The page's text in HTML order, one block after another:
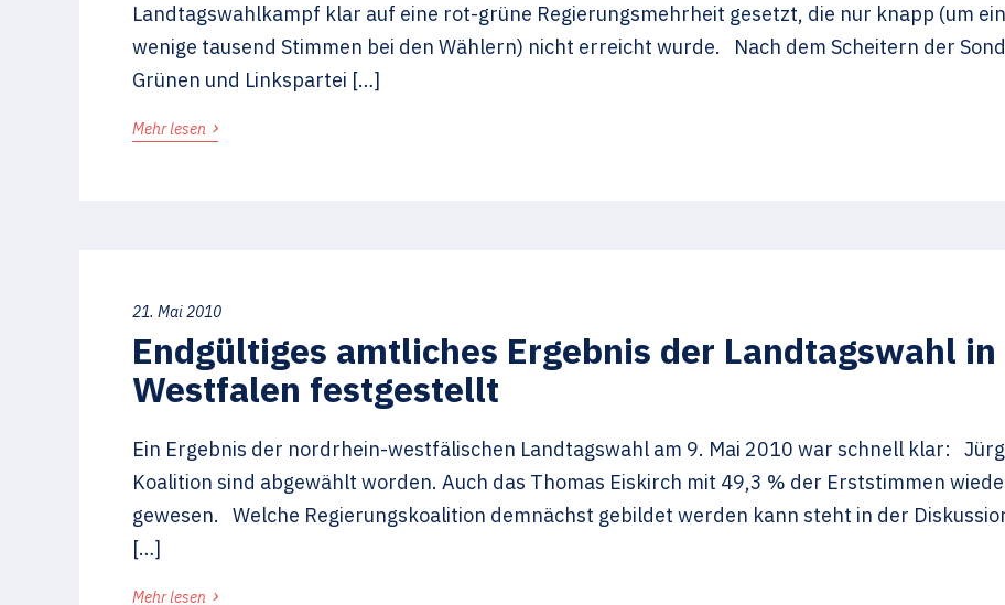
Landtagswahlkampf klar auf eine rot-grüne Regierungsmehrheit gesetzt, die nur knapp (um
wenige tausend Stimmen bei den Wählern) nicht erreicht wurde. Nach dem Scheitern der
Grünen und Linkspartei […]
Mehr lesen ›
21. Mai 2010
Endgültiges amtliches Ergebnis der Landtagswahl
Westfalen festgestellt
Ein Ergebnis der nordrhein-westfälischen Landtagswahl am 9. Mai 2010 war schnell klar:
Koalition sind abgewählt worden. Auch das Thomas Eiskirch mit 49,3 % der Erststimmen
gewesen. Welche Regierungskoalition demnächst gebildet werden kann steht in der
[…]
Mehr lesen ›